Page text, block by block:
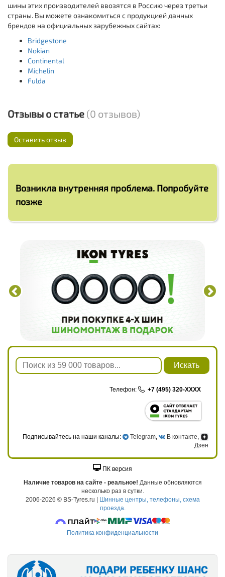
шины этих производителей ввозятся в Россию через третьи
страны. Вы можете ознакомиться с продукцией данных
брендов на официальных зарубежных сайтах:
Bridgestone
Nokian
Continental
Michelin
Fulda
Отзывы о статье (0 отзывов)
Оставить отзыв
Возникла внутренняя проблема. Попробуйте
позже
Искать
Телефон: +7 (495) 320-XXXX
Подписывайтесь на наши каналы: Telegram , В контакте
Дзен
ПК версия
Наличие товаров на сайте - реальное! Данные обновляются
несколько раз в сутки.
2006-2026 © BS-Tyres.ru | Шинные центры, телефоны, схема
проезда.
Политика конфиденциальности